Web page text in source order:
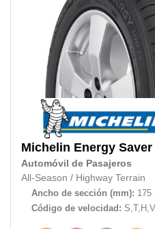
Michelin Energy Saver
Automóvil de Pasajeros
All-Season / Highway Terrain
Ancho de sección (mm): 175
Código de velocidad: S,T,H,V